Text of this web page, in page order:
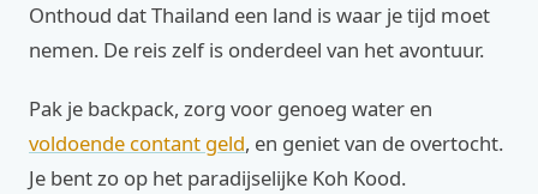
Onthoud dat Thailand een land is waar je tijd moet
nemen. De reis zelf is onderdeel van het avontuur.
Pak je backpack, zorg voor genoeg water en
voldoende contant geld, en geniet van de overtocht.
Je bent zo op het paradijselijke Koh Kood.